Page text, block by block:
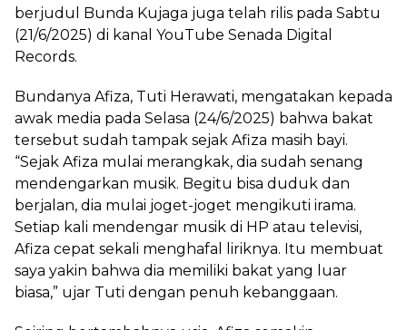
berjudul Bunda Kujaga juga telah rilis pada Sabtu
(21/6/2025) di kanal YouTube Senada Digital
Records.
Bundanya Afiza, Tuti Herawati, mengatakan kepada
awak media pada Selasa (24/6/2025) bahwa bakat
tersebut sudah tampak sejak Afiza masih bayi.
“Sejak Afiza mulai merangkak, dia sudah senang
mendengarkan musik. Begitu bisa duduk dan
berjalan, dia mulai joget-joget mengikuti irama.
Setiap kali mendengar musik di HP atau televisi,
Afiza cepat sekali menghafal liriknya. Itu membuat
saya yakin bahwa dia memiliki bakat yang luar
biasa,” ujar Tuti dengan penuh kebanggaan.